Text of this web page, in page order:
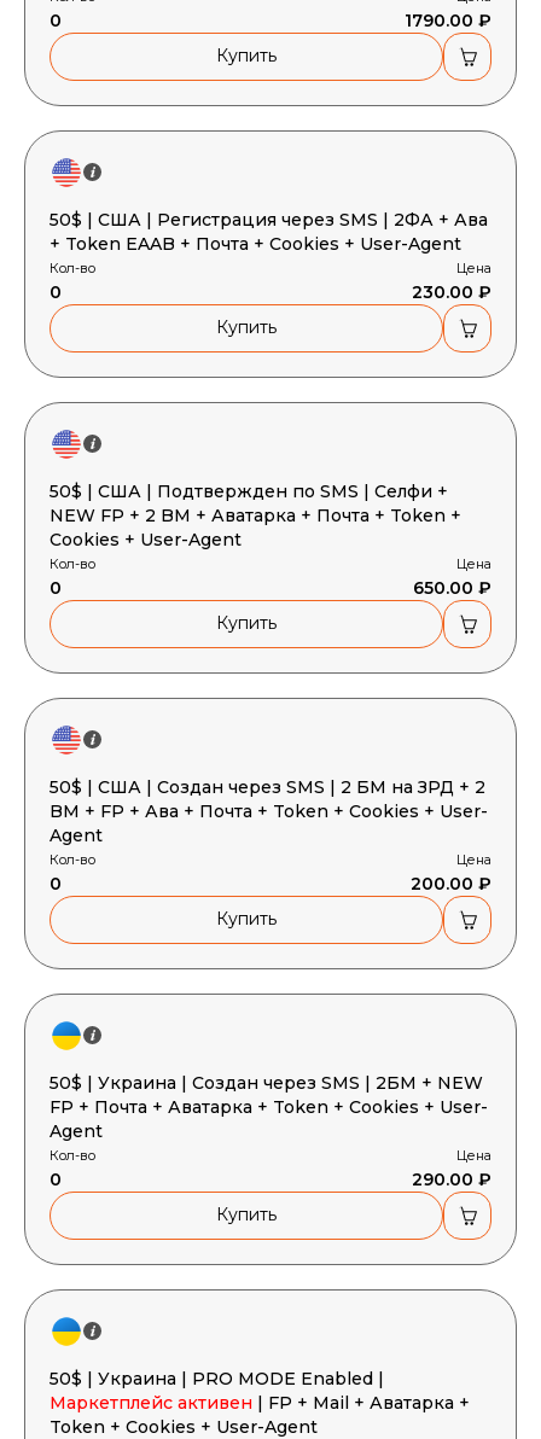
0
1790.00 ₽
Купить
50$ | США | Регистрация через SMS | 2ФА + Ава
+ Token EAAB + Почта + Cookies + User-Agent
Кол-во
0
Цена
230.00 ₽
Купить
50$ | США | Подтвержден по SMS | Селфи +
NEW FP + 2 BM + Аватарка + Почта + Token +
Cookies + User-Agent
Кол-во
0
Цена
650.00 ₽
Купить
50$ | США | Создан через SMS | 2 БМ на ЗРД + 2
BM + FP + Ава + Почта + Token + Cookies + User-
Agent
Кол-во
0
Цена
200.00 ₽
Купить
50$ | Украина | Создан через SMS | 2БМ + NEW
FP + Почта + Аватарка + Token + Cookies + User-
Agent
Кол-во
0
Цена
290.00 ₽
Купить
50$ | Украина | PRO MODE Enabled |
Маркетплейс активен | FP + Mail + Аватарка +
Token + Cookies + User-Agent